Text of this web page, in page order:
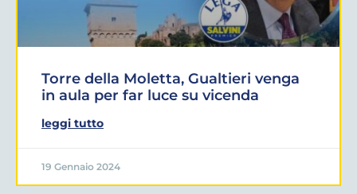
Torre della Moletta, Gualtieri venga
in aula per far luce su vicenda
leggi tutto
19 Gennaio 2024